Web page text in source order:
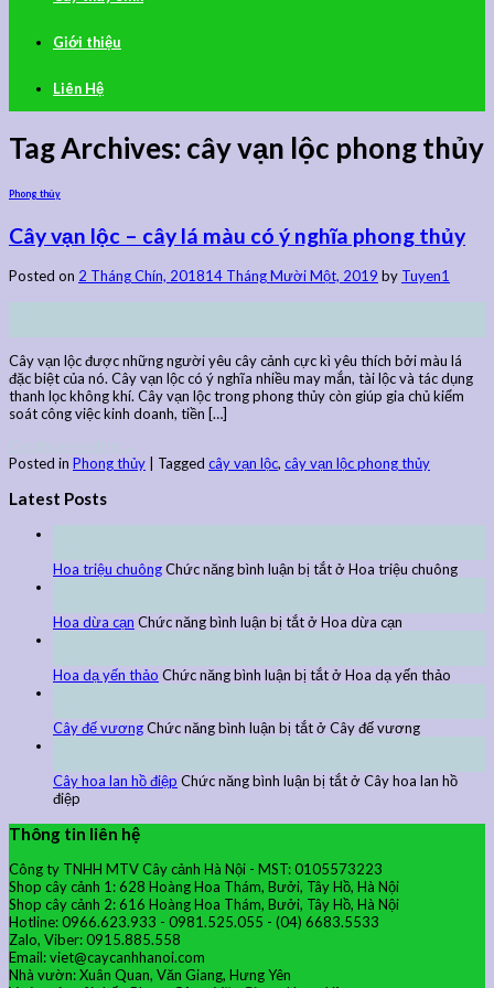
Giới thiệu
Liên Hệ
Tag Archives: cây vạn lộc phong thủy
Phong thủy
Cây vạn lộc – cây lá màu có ý nghĩa phong thủy
Posted on 2 Tháng Chín, 201814 Tháng Mười Một, 2019 by Tuyen1
Cây vạn lộc được những người yêu cây cảnh cực kì yêu thích bởi màu lá
đặc biệt của nó. Cây vạn lộc có ý nghĩa nhiều may mắn, tài lộc và tác dụng
thanh lọc không khí. Cây vạn lộc trong phong thủy còn giúp gia chủ kiểm
soát công việc kinh doanh, tiền […]
Posted in Phong thủy | Tagged cây vạn lộc, cây vạn lộc phong thủy
Latest Posts
Hoa triệu chuôngChức năng bình luận bị tắtở Hoa triệu chuông
Hoa dừa cạn Chức năng bình luận bị tắtở Hoa dừa cạn
Hoa dạ yến thảo Chức năng bình luận bị tắtở Hoa dạ yến thảo
Cây đế vươngChức năng bình luận bị tắtở Cây đế vương
Cây hoa lan hồ điệp Chức năng bình luận bị tắtở Cây hoa lan hồ
điệp
Thông tin liên hệ
Công ty TNHH MTV Cây cảnh Hà Nội - MST: 0105573223
Shop cây cảnh 1: 628 Hoàng Hoa Thám, Bưởi, Tây Hồ, Hà Nội
Shop cây cảnh 2: 616 Hoàng Hoa Thám, Bưởi, Tây Hồ, Hà Nội
Hotline: 0966.623.933 - 0981.525.055 - (04) 6683.5533
Zalo, Viber: 0915.885.558
Email: viet@caycanhhanoi.com
Nhà vườn: Xuân Quan, Văn Giang, Hưng Yên